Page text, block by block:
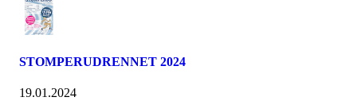
STOMPERUDRENNET 2024
19.01.2024